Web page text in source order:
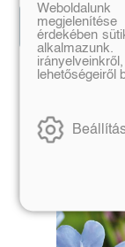
Kosárba
érdekében
lehetőségeiről